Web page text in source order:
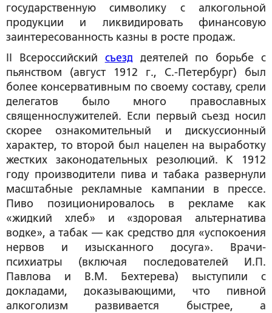
государственную символику с алкогольной
продукции и ликвидировать финансовую
заинтересованность казны в росте продаж.
II Всероссийский съезддеятелей по борьбе с
пьянством (август 1912 г., С.-Петербург) был
более консервативным по своему составу, срели
делегатов было много православных
священнослужителей. Если первый съезд носил
скорее ознакомительный и дискуссионный
характер, то второй был нацелен на выработку
жестких законодательных резолюций. К 1912
году производители пива и табака развернули
масштабные рекламные кампании в прессе.
Пиво позиционировалось в рекламе как
«жидкий хлеб» и «здоровая альтернатива
водке», а табак — как средство для «успокоения
нервов и изысканного досуга». Врачи-
психиатры (включая последователей И.П.
Павлова и В.М. Бехтерева) выступили с
докладами, доказывающими, что пивной
алкоголизм развивается быстрее, а